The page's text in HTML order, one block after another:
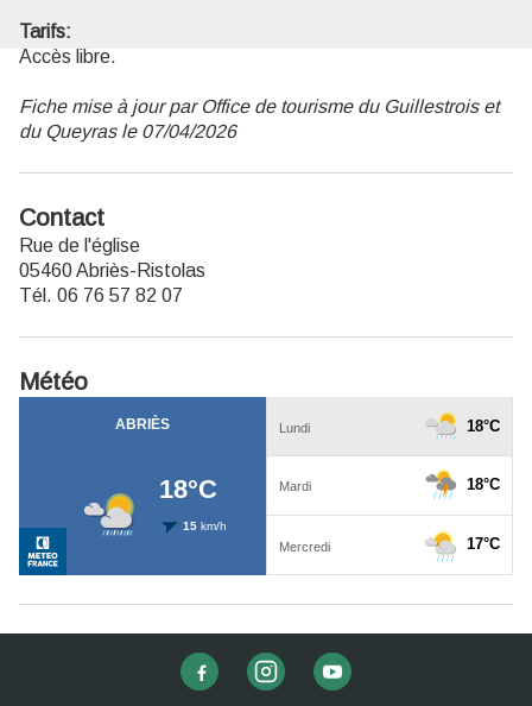
Tarifs:
Accès libre.
Fiche mise à jour par Office de tourisme du Guillestrois et
du Queyras le 07/04/2026
Contact
Rue de l'église
05460 Abriès-Ristolas
Tél. 06 76 57 82 07
Météo